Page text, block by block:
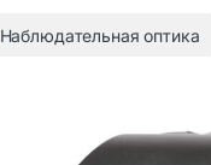
Наблюдательная оптика